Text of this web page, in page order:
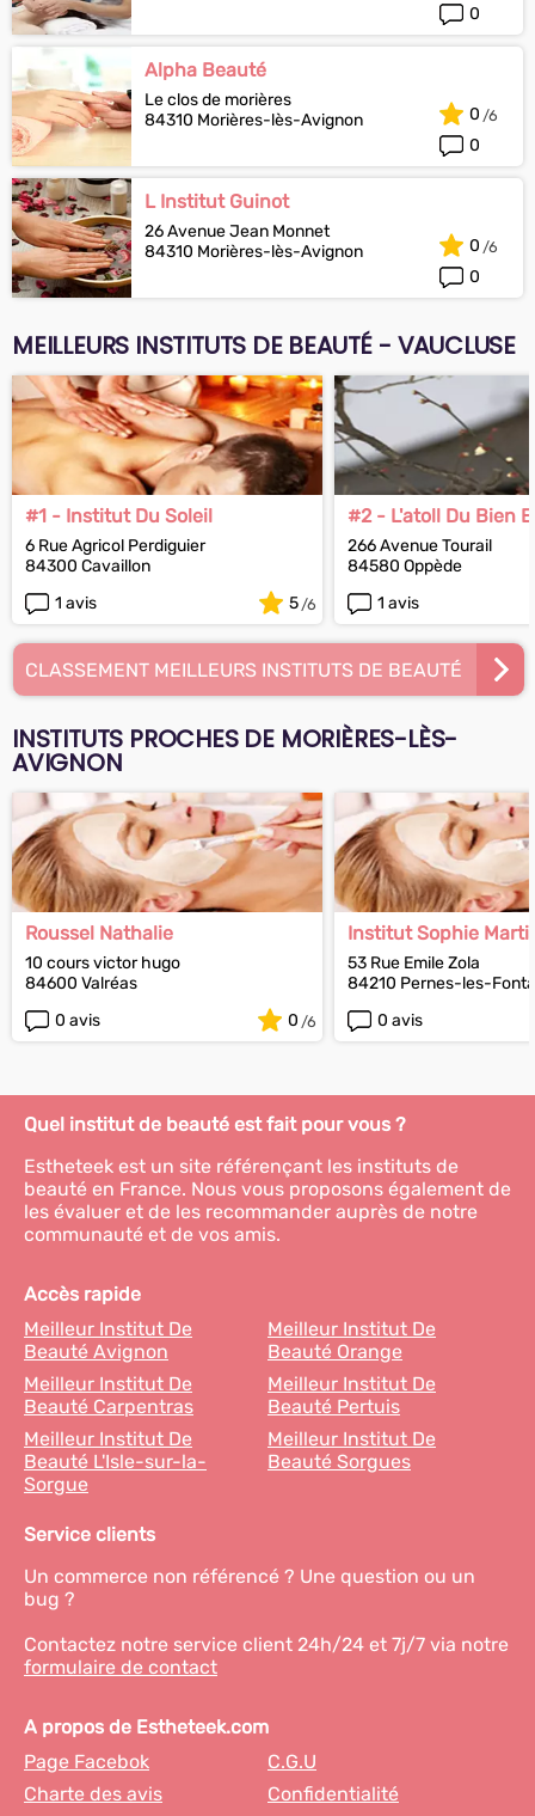
0
Alpha Beauté
Le clos de morières
84310 Morières-lès-Avignon
0
0
L Institut Guinot
26 Avenue Jean Monnet
84310 Morières-lès-Avignon
0
0
MEILLEURS INSTITUTS DE BEAUTÉ - VAUCLUSE
#1 - Institut Du Soleil
6 Rue Agricol Perdiguier
84300 Cavaillon
1 avis
5
#2 - L'atoll Du Bien
266 Avenue Tourail
84580 Oppède
1 avis
CLASSEMENT MEILLEURS INSTITUTS DE BEAUTÉ
INSTITUTS PROCHES DE MORIÈRES-LÈS-
AVIGNON
Roussel Nathalie
10 cours victor hugo
84600 Valréas
0 avis
0
Institut Sophie
53 Rue Emile Zola
84210 Pernes-les-
0 avis
Quel institut de beauté est fait pour vous ?
Estheteek est un site référençant les instituts de
beauté en France. Nous vous proposons également de
les évaluer et de les recommander auprès de notre
communauté et de vos amis.
Accès rapide
Meilleur Institut De
Beauté Avignon
Meilleur Institut De
Beauté Orange
Meilleur Institut De
Beauté Carpentras
Meilleur Institut De
Beauté Pertuis
Meilleur Institut De
Beauté L'Isle-sur-la-
Sorgue
Meilleur Institut De
Beauté Sorgues
Service clients
Un commerce non référencé ? Une question ou un
bug ?
Contactez notre service client 24h/24 et 7j/7 via notre
formulaire de contact
A propos de Estheteek.com
Page Facebok
C.G.U
Charte des avis
Confidentialité